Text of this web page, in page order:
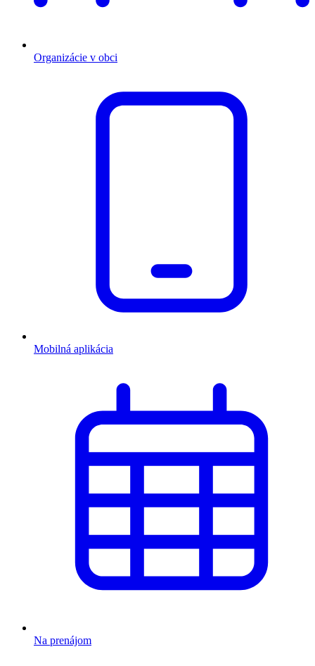
Organizácie v obci
Mobilná aplikácia
Na prenájom